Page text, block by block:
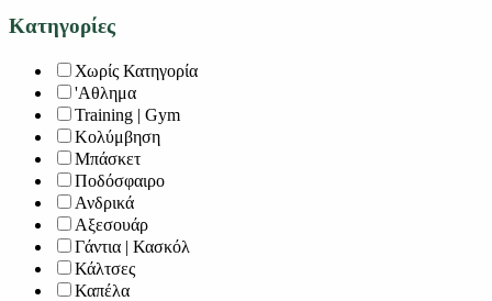
Κατηγορίες
Χωρίς Κατηγορία
'Αθλημα
Training | Gym
Κολύμβηση
Μπάσκετ
Ποδόσφαιρο
Ανδρικά
Αξεσουάρ
Γάντια | Κασκόλ
Κάλτσες
Καπέλα